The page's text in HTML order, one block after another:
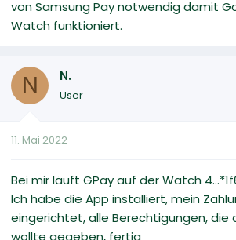
von Samsung Pay notwendig damit
Watch funktioniert.
N N.
User
11. Mai 2022
Bei mir läuft GPay auf der Watch
Ich habe die App installiert, mein
eingerichtet, alle Berechtigungen, die
wollte gegeben, fertig